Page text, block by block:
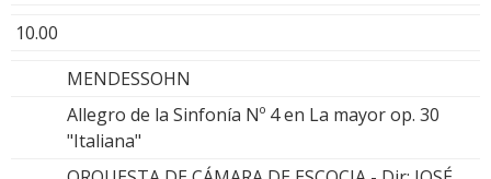
10.00
MENDESSOHN
Allegro de la Sinfonía Nº 4 en La mayor op. 30
"Italiana"